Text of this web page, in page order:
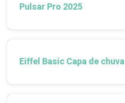
Pulsar Pro 2025
Eiffel Basic Capa de chuva